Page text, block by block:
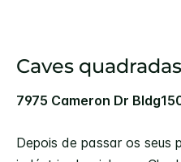
Caves
7975 Cameron Dr
Depois de passar os seus